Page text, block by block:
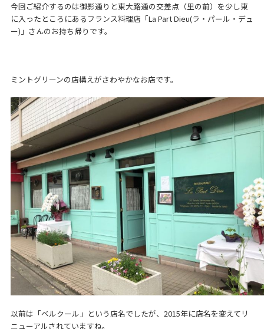
今回ご紹介するのは御影通りと東大路通の交差点（里の前）を少し東
に入ったところにあるフランス料理店「La Part Dieu(ラ・パール・デュ
ー)」さんのお持ち帰りです。
ミントグリーンの店構えがさわやかなお店です。
以前は「ベルクール」という店名でしたが、2015年に店名を変えてリ
ニューアルされていますね。